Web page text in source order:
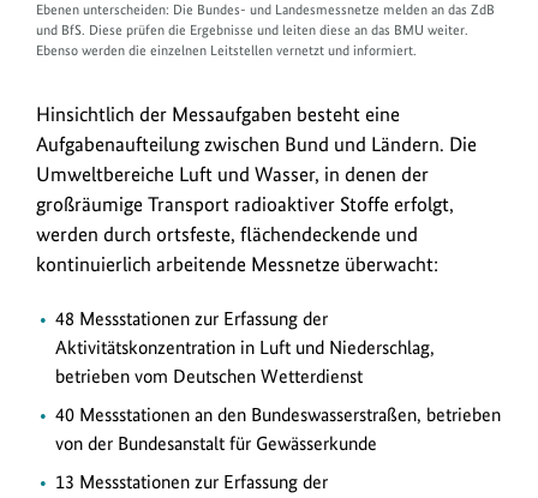
Ebenen unterscheiden: Die Bundes- und Landesmessnetze melden an das ZdB
und BfS. Diese prüfen die Ergebnisse und leiten diese an das BMU weiter.
Ebenso werden die einzelnen Leitstellen vernetzt und informiert.
Hinsichtlich der Messaufgaben besteht eine
Aufgabenaufteilung zwischen Bund und Ländern. Die
Umweltbereiche Luft und Wasser, in denen der
großräumige Transport radioaktiver Stoffe erfolgt,
werden durch ortsfeste, flächendeckende und
kontinuierlich arbeitende Messnetze überwacht:
48 Messstationen zur Erfassung der
Aktivitätskonzentration in Luft und Niederschlag,
betrieben vom Deutschen Wetterdienst
40 Messstationen an den Bundeswasserstraßen, betrieben
von der Bundesanstalt für Gewässerkunde
13 Messstationen zur Erfassung der